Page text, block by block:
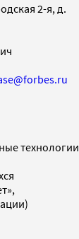
2-я, д.
технологии